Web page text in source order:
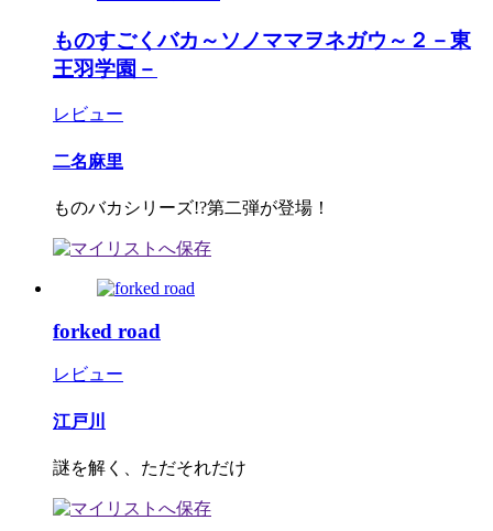
ものすごくバカ～ソノママヲネガウ～２－東
王羽学園－
レビュー
二名麻里
ものバカシリーズ!?第二弾が登場！
forked road
レビュー
江戸川
謎を解く、ただそれだけ